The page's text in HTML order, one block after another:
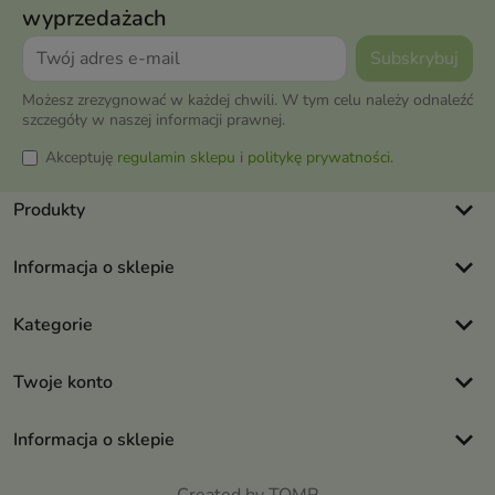
wyprzedażach
Możesz zrezygnować w każdej chwili. W tym celu należy odnaleźć
szczegóły w naszej informacji prawnej.
Akceptuję regulamin sklepu i politykę prywatności.
Produkty keyboard_arrow_down
Informacja o sklepie keyboard_arrow_down
Kategorie keyboard_arrow_down
Twoje konto keyboard_arrow_down
Informacja o sklepie keyboard_arrow_down